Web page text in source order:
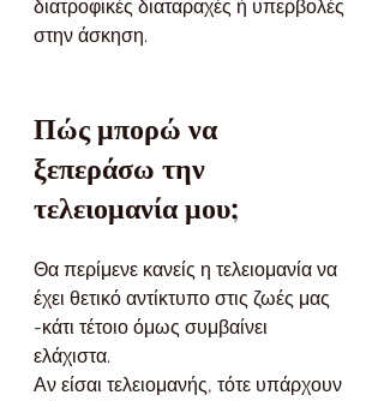
διατροφικές διαταραχές ή υπερβολές
στην άσκηση.
Πώς μπορώ να
ξεπεράσω την
τελειομανία μου;
Θα περίμενε κανείς η τελειομανία να
έχει θετικό αντίκτυπο στις ζωές μας
-κάτι τέτοιο όμως συμβαίνει
ελάχιστα.
Αν είσαι τελειομανής, τότε υπάρχουν